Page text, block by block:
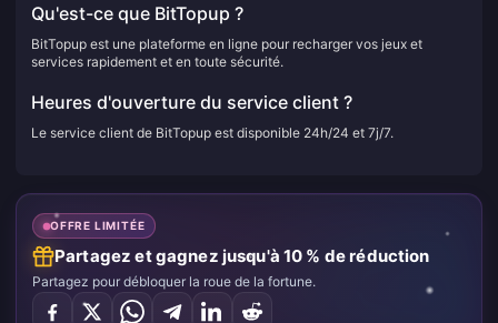
Qu'est-ce que BitTopup ?
BitTopup est une plateforme en ligne pour recharger vos jeux et
services rapidement et en toute sécurité.
Heures d'ouverture du service client ?
Le service client de BitTopup est disponible 24h/24 et 7j/7.
OFFRE LIMITÉE
Partagez et gagnez jusqu'à 10 % de réduction
Partagez pour débloquer la roue de la fortune.